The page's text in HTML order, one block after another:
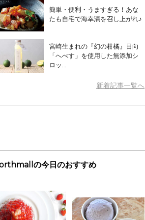
簡単・便利・うますぎる！あな
たも自宅で海幸漬を召し上がれ♪
宮崎生まれの『幻の柑橘』日向
「へべす」を使用した無添加シ
ロッ...
新着記事一覧へ
の今日のおすすめ